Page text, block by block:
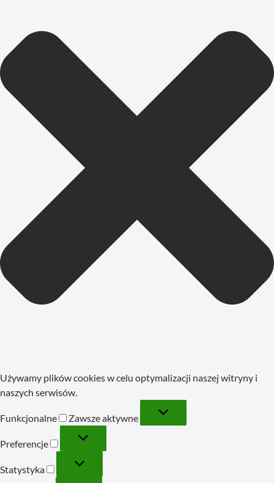
Używamy plików cookies w celu optymalizacji naszej witryny i
naszych serwisów.
Funkcjonalne
Zawsze aktywne
Preferencje
Preferencje
Statystyka
Statystyka